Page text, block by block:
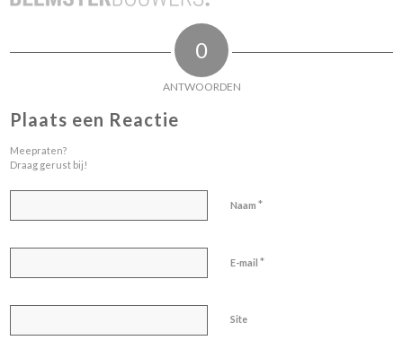
0
ANTWOORDEN
Plaats een Reactie
Meepraten?
Draag gerust bij!
Naam*
E-mail*
Site